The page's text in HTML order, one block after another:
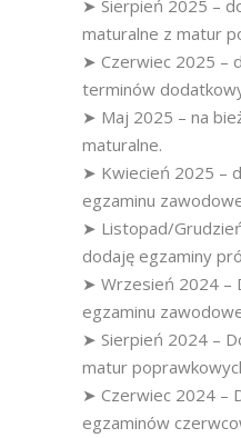
➤ Sierpień 2025 –
maturalne z matur
➤ Czerwiec 2025 –
terminów
➤ Maj 2025 – na
maturalne.
➤ Kwiecień 2025 –
egzaminu
➤ Listopad/
dodaję egzaminy
➤ Wrzesień 2024 –
egzaminu
➤ Sierpień 2024 –
matur
➤ Czerwiec 2024 –
egzaminów